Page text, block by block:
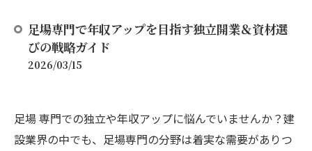
足場専門で年収アップを目指す独立開業＆資材選
びの戦略ガイド
2026/03/15
足場 専門での独立や年収アップに悩んでいませんか？建
設業界の中でも、足場専門の分野は着実な需要がありつ